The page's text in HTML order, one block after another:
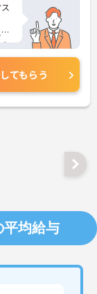
てもらう
平均給与